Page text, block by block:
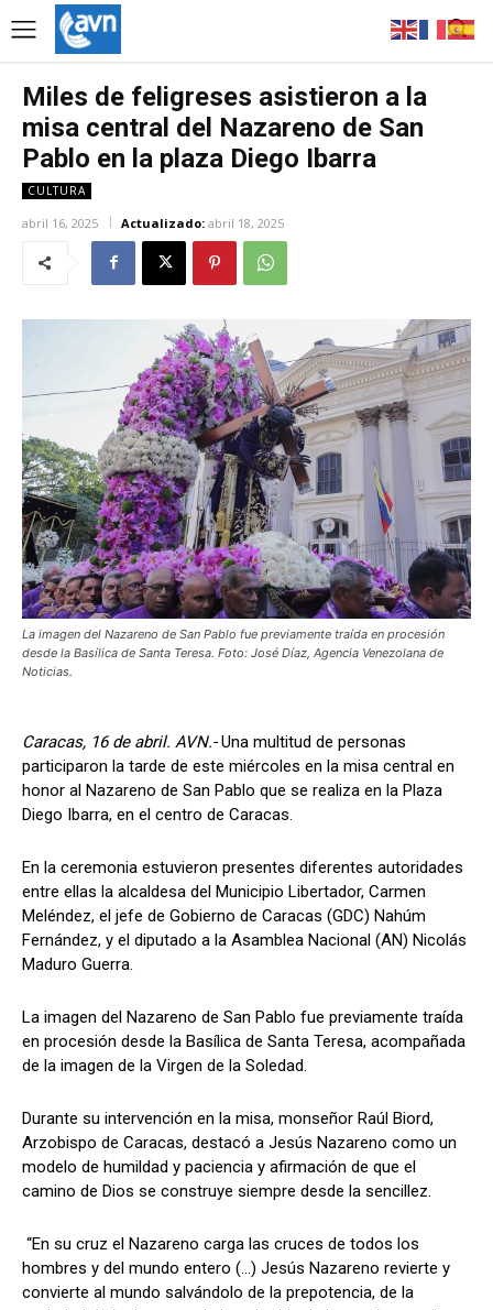
Miles de feligreses asistieron a la
misa central del Nazareno de San
Pablo en la plaza Diego Ibarra
CULTURA
abril 16, 2025 Actualizado: abril 18, 2025
La imagen del Nazareno de San Pablo fue previamente traída en procesión
desde la Basílica de Santa Teresa. Foto: José Díaz, Agencia Venezolana de
Noticias.
Caracas, 16 de abril. AVN.-Una multitud de personas
participaron la tarde de este miércoles en la misa central en
honor al Nazareno de San Pablo que se realiza en la Plaza
Diego Ibarra, en el centro de Caracas.
En la ceremonia estuvieron presentes diferentes autoridades
entre ellas la alcaldesa del Municipio Libertador, Carmen
Meléndez, el jefe de Gobierno de Caracas (GDC) Nahúm
Fernández, y el diputado a la Asamblea Nacional (AN) Nicolás
Maduro Guerra.
La imagen del Nazareno de San Pablo fue previamente traída
en procesión desde la Basílica de Santa Teresa, acompañada
de la imagen de la Virgen de la Soledad.
Durante su intervención en la misa, monseñor Raúl Biord,
Arzobispo de Caracas, destacó a Jesús Nazareno como un
modelo de humildad y paciencia y afirmación de que el
camino de Dios se construye siempre desde la sencillez.
“En su cruz el Nazareno carga las cruces de todos los
hombres y del mundo entero (…) Jesús Nazareno revierte y
convierte al mundo salvándolo de la prepotencia, de la